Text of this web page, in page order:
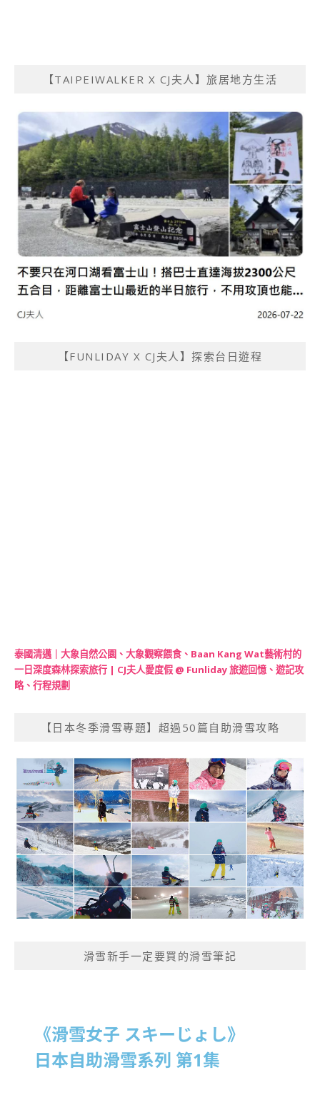
【TAIPEIWALKER X CJ夫人】旅居地方生活
【FUNLIDAY X CJ夫人】探索台日遊程
泰國清邁｜大象自然公園、大象觀察餵食、Baan Kang Wat藝術村的
一日深度森林探索旅行 | CJ夫人愛度假 @ Funliday 旅遊回憶、遊記攻
略、行程規劃
【日本冬季滑雪專題】超過50篇自助滑雪攻略
滑雪新手一定要買的滑雪筆記